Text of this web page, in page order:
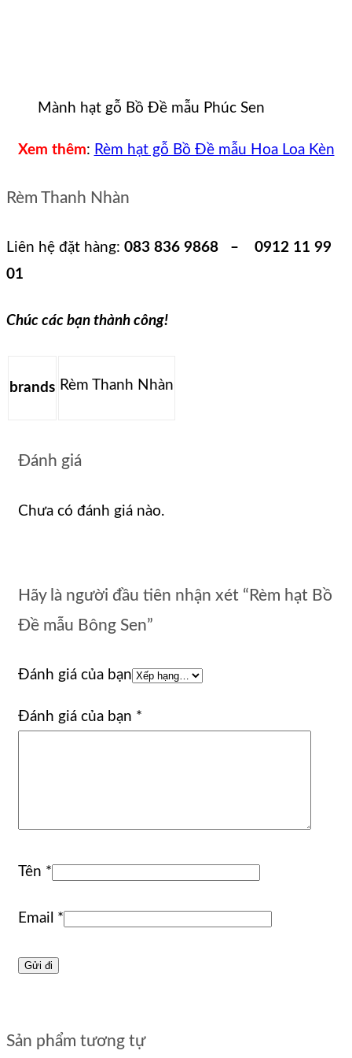
Mành hạt gỗ Bồ Đề mẫu Phúc Sen
Xem thêm: Rèm hạt gỗ Bồ Đề mẫu Hoa Loa Kèn
Rèm Thanh Nhàn
Liên hệ đặt hàng: 083 836 9868 – 0912 11 99
01
Chúc các bạn thành công!
brands Rèm Thanh Nhàn
Đánh giá
Chưa có đánh giá nào.
Hãy là người đầu tiên nhận xét “Rèm hạt Bồ
Đề mẫu Bông Sen”
Đánh giá của bạn
Đánh giá của bạn *
Tên *
Email *
Sản phẩm tương tự